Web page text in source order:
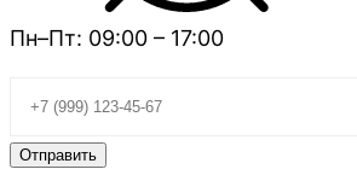
Пн–Пт: 09:00 – 17:00